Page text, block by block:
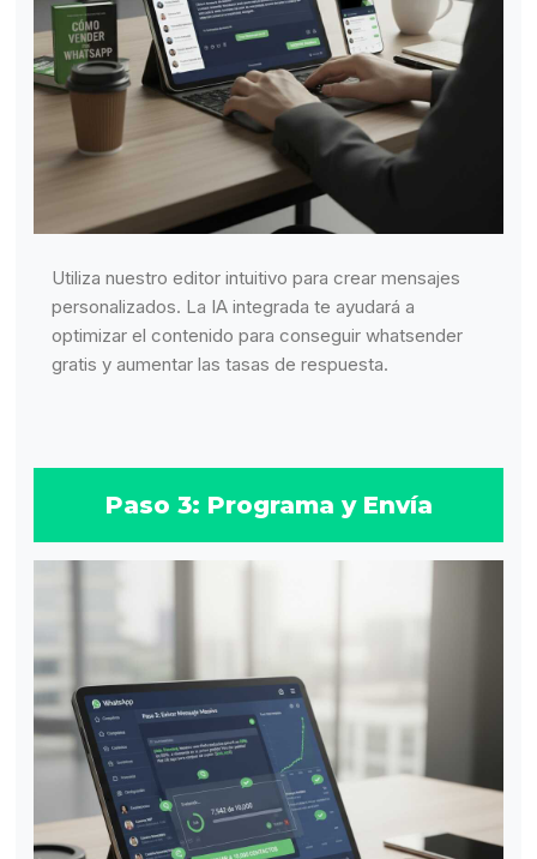
Utiliza nuestro editor intuitivo para crear mensajes
personalizados. La IA integrada te ayudará a
optimizar el contenido para conseguir whatsender
gratis y aumentar las tasas de respuesta.
Paso 3: Programa y Envía